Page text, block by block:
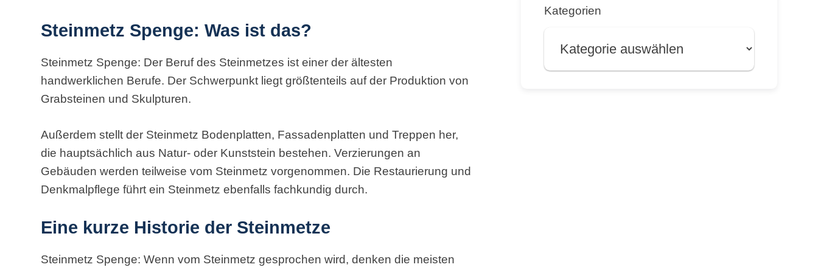
Steinmetz Spenge: Was ist das?
Steinmetz Spenge: Der Beruf des Steinmetzes ist einer der ältesten
handwerklichen Berufe. Der Schwerpunkt liegt größtenteils auf der Produktion von
Grabsteinen und Skulpturen.
Außerdem stellt der Steinmetz Bodenplatten, Fassadenplatten und Treppen her,
die hauptsächlich aus Natur- oder Kunststein bestehen. Verzierungen an
Gebäuden werden teilweise vom Steinmetz vorgenommen. Die Restaurierung und
Denkmalpflege führt ein Steinmetz ebenfalls fachkundig durch.
Eine kurze Historie der Steinmetze
Steinmetz Spenge: Wenn vom Steinmetz gesprochen wird, denken die meisten
Kategorien